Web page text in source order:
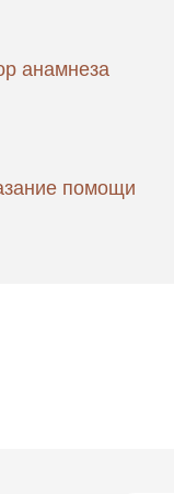
анамнеза
помощи